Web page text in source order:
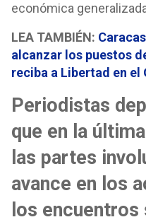
económica
LEA TAMBIÉN:
alcanzar los puestos
reciba a Libertad en el
Periodistas
que en la
las partes
avance en los
los